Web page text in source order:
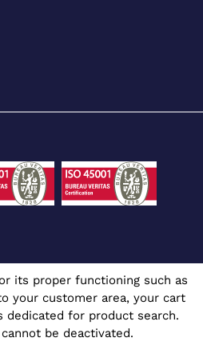
sociaux
its proper functioning such as
your customer area, your cart
dedicated for product search.
be deactivated.